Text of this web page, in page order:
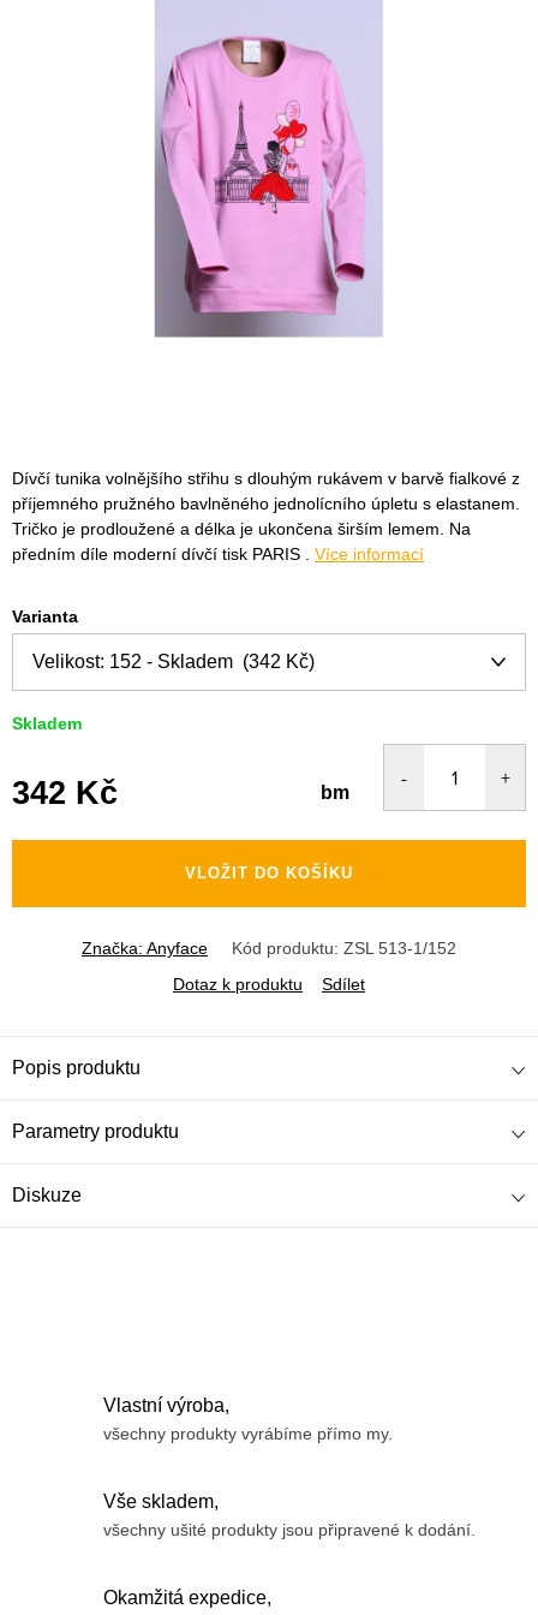
Dívčí tunika volnějšího střihu s dlouhým rukávem v barvě fialkové z
příjemného pružného bavlněného jednolícního úpletu s elastanem.
Tričko je prodloužené a délka je ukončena širším lemem. Na
předním díle moderní dívčí tisk PARIS .
Více informací
Varianta
Skladem
342 Kč
cena:
bm
VLOŽIT DO KOŠÍKU
Značka: Anyface Kód produktu: ZSL 513-1/152
Dotaz k produktu
Sdílet
Popis produktu
Parametry produktu
Diskuze
Vlastní výroba,
všechny produkty vyrábíme přímo my.
Vše skladem,
všechny ušité produkty jsou připravené k dodání.
Okamžitá expedice,